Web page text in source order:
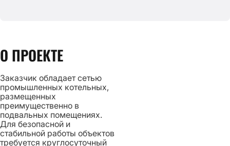
О ПРОЕКТЕ
Заказчик обладает сетью
промышленных котельных,
размещенных
преимущественно в
подвальных помещениях.
Для безопасной и
стабильной работы объектов
требуется круглосуточный